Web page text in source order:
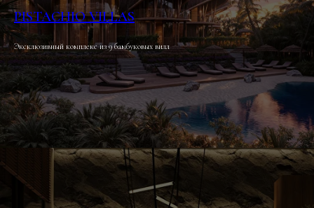
PISTACHIO VILLAS
Эксклюзивный комплекс из 9 бамбуковых вилл